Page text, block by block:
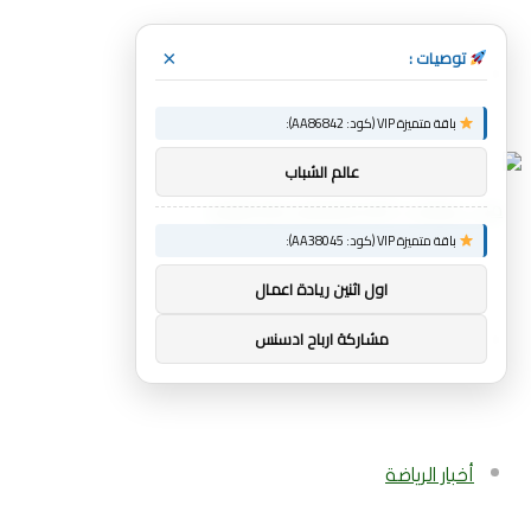
القائمة
عن
أخبار الرياضة
توصيات : ×
باقة متميزة VIP (كود: AA86842):
عالم الشباب
باقة متميزة VIP (كود: AA38045):
اول اثنين ريادة اعمال
مشاركة ارباح ادسنس